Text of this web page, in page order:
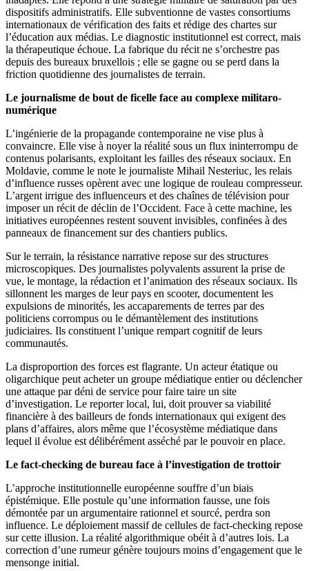
dispositifs administratifs. Elle subventionne de vastes consortiums
internationaux de vérification des faits et rédige des chartes sur
l’éducation aux médias. Le diagnostic institutionnel est correct, mais
la thérapeutique échoue. La fabrique du récit ne s’orchestre pas
depuis des bureaux bruxellois ; elle se gagne ou se perd dans la
friction quotidienne des journalistes de terrain.
Le journalisme de bout de ficelle face au complexe militaro-
numérique
L’ingénierie de la propagande contemporaine ne vise plus à
convaincre. Elle vise à noyer la réalité sous un flux ininterrompu de
contenus polarisants, exploitant les failles des réseaux sociaux. En
Moldavie, comme le note le journaliste Mihail Nesteriuc, les relais
d’influence russes opèrent avec une logique de rouleau compresseur.
L’argent irrigue des influenceurs et des chaînes de télévision pour
imposer un récit de déclin de l’Occident. Face à cette machine, les
initiatives européennes restent souvent invisibles, confinées à des
panneaux de financement sur des chantiers publics.
Sur le terrain, la résistance narrative repose sur des structures
microscopiques. Des journalistes polyvalents assurent la prise de
vue, le montage, la rédaction et l’animation des réseaux sociaux. Ils
sillonnent les marges de leur pays en scooter, documentent les
expulsions de minorités, les accaparements de terres par des
politiciens corrompus ou le démantèlement des institutions
judiciaires. Ils constituent l’unique rempart cognitif de leurs
communautés.
La disproportion des forces est flagrante. Un acteur étatique ou
oligarchique peut acheter un groupe médiatique entier ou déclencher
une attaque par déni de service pour faire taire un site
d’investigation. Le reporter local, lui, doit prouver sa viabilité
financière à des bailleurs de fonds internationaux qui exigent des
plans d’affaires, alors même que l’écosystème médiatique dans
lequel il évolue est délibérément asséché par le pouvoir en place.
Le fact-checking de bureau face à l’investigation de trottoir
L’approche institutionnelle européenne souffre d’un biais
épistémique. Elle postule qu’une information fausse, une fois
démontée par un argumentaire rationnel et sourcé, perdra son
influence. Le déploiement massif de cellules de fact-checking repose
sur cette illusion. La réalité algorithmique obéit à d’autres lois. La
correction d’une rumeur génère toujours moins d’engagement que le
mensonge initial.